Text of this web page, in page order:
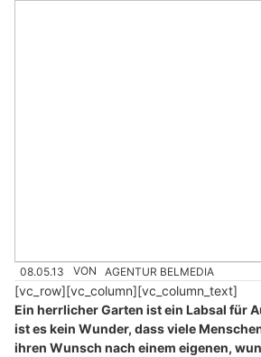
08.05.13 VON AGENTUR BELMEDIA
[vc_row][vc_column][vc_column_text]
Ein herrlicher Garten ist ein Labsal für
ist es kein Wunder, dass viele
ihren Wunsch nach einem eigenen,